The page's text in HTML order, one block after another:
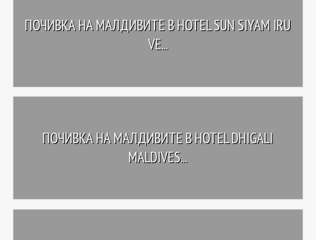
ПОЧИВКА НА МАЛДИВИТЕ В HOTEL SUN SIYAM IRU
VE...
ПОЧИВКА НА МАЛДИВИТЕ В HOTEL DHIGALI
MALDIVES...